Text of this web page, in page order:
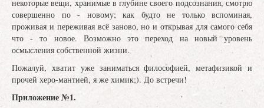
некоторые вещи, хранимые в глубине своего подсознания, смотрю
совершенно по - новому; как будто не только вспоминая,
проживая и переживая всё заново, но и открывая для самого себя
что - то новое. Возможно это переход на новый уровень
осмысления собственной жизни.
Пожалуй, хватит уже заниматься философией, метафизикой и
прочей херо-мантией, я же химик;). До встречи!
Приложение №1.